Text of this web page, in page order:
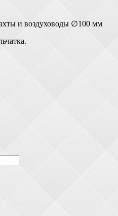
и воздуховоды ∅100 мм